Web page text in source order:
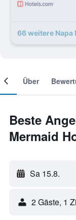
66 weitere Napa
Über
Beste
Mermaid
Sa 15.8.
2 Gäste, 1